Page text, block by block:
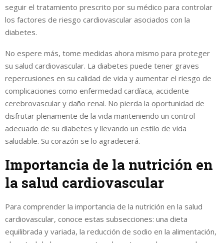
seguir el tratamiento prescrito por su médico para controlar
los factores de riesgo cardiovascular asociados con la
diabetes.
No espere más, tome medidas ahora mismo para proteger
su salud cardiovascular. La diabetes puede tener graves
repercusiones en su calidad de vida y aumentar el riesgo de
complicaciones como enfermedad cardíaca, accidente
cerebrovascular y daño renal. No pierda la oportunidad de
disfrutar plenamente de la vida manteniendo un control
adecuado de su diabetes y llevando un estilo de vida
saludable. Su corazón se lo agradecerá.
Importancia de la nutrición en
la salud cardiovascular
Para comprender la importancia de la nutrición en la salud
cardiovascular, conoce estas subsecciones: una dieta
equilibrada y variada, la reducción de sodio en la alimentación,